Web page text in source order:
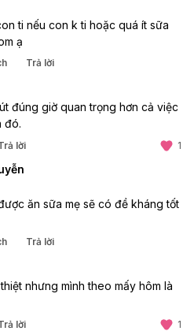
ti nếu con k ti hoặc quá ít sữa
ạ
Trả lời
đúng giờ quan trọng hơn cả việc
đó.
lời 1
ăn sữa mẹ sẽ có đề kháng tốt
Trả lời
nhưng mình theo mấy hôm là
lời 1